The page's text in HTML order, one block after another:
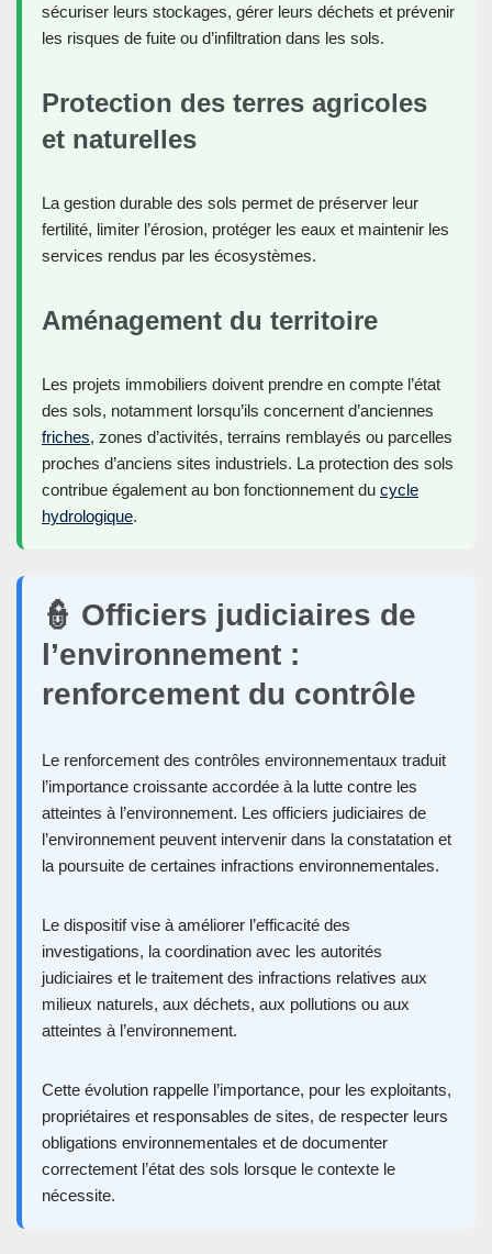
sécuriser leurs stockages, gérer leurs déchets et prévenir
les risques de fuite ou d’infiltration dans les sols.
Protection des terres agricoles
et naturelles
La gestion durable des sols permet de préserver leur
fertilité, limiter l’érosion, protéger les eaux et maintenir les
services rendus par les écosystèmes.
Aménagement du territoire
Les projets immobiliers doivent prendre en compte l’état
des sols, notamment lorsqu’ils concernent d’anciennes
friches, zones d’activités, terrains remblayés ou parcelles
proches d’anciens sites industriels. La protection des sols
contribue également au bon fonctionnement du cycle
hydrologique.
👮 Officiers judiciaires de
l’environnement :
renforcement du contrôle
Le renforcement des contrôles environnementaux traduit
l’importance croissante accordée à la lutte contre les
atteintes à l’environnement. Les officiers judiciaires de
l’environnement peuvent intervenir dans la constatation et
la poursuite de certaines infractions environnementales.
Le dispositif vise à améliorer l’efficacité des
investigations, la coordination avec les autorités
judiciaires et le traitement des infractions relatives aux
milieux naturels, aux déchets, aux pollutions ou aux
atteintes à l’environnement.
Cette évolution rappelle l’importance, pour les exploitants,
propriétaires et responsables de sites, de respecter leurs
obligations environnementales et de documenter
correctement l’état des sols lorsque le contexte le
nécessite.